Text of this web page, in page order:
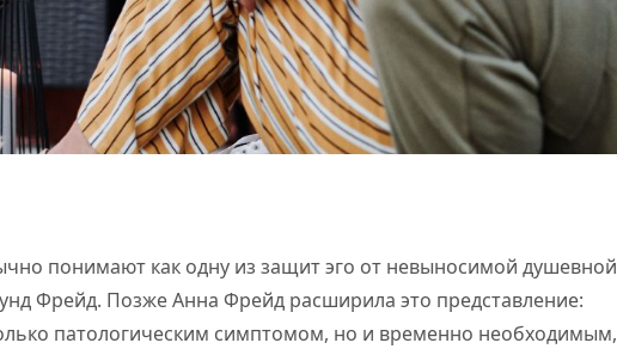
понимают как одну из защит эго от невыносимой душевной
Фрейд. Позже Анна Фрейд расширила это представление:
патологическим симптомом, но и временно необходимым,